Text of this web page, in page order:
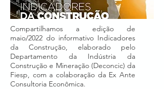
Compartilhamos a edição de
maio/2022 do informativo Indicadores
da Construção, elaborado pelo
Departamento da Indústria da
Construção e Mineração (Deconcic) da
Fiesp, com a colaboração da Ex Ante
Consultoria Econômica.